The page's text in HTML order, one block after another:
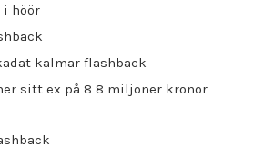
höör
kalmar flashback
sitt ex på 8 8 miljoner kronor